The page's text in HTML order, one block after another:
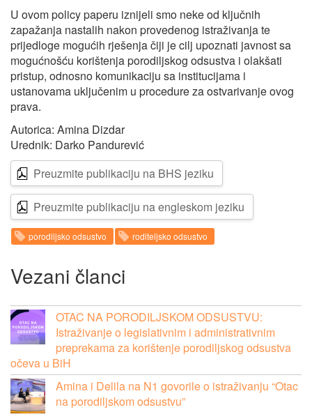
U ovom policy paperu iznijeli smo neke od ključnih
zapažanja nastalih nakon provedenog istraživanja te
prijedloge mogućih rješenja čiji je cilj upoznati javnost sa
mogućnošću korištenja porodiljskog odsustva i olakšati
pristup, odnosno komunikaciju sa institucijama i
ustanovama uključenim u procedure za ostvarivanje ovog
prava.
Autorica: Amina Dizdar
Urednik: Darko Pandurević
Preuzmite publikaciju na BHS jeziku
Preuzmite publikaciju na engleskom jeziku
porodiljsko odsustvo roditeljsko odsustvo
Vezani članci
OTAC NA PORODILJSKOM ODSUSTVU:
Istraživanje o legislativnim i administrativnim
preprekama za korištenje porodiljskog odsustva
očeva u BiH
Amina i Delila na N1 govorile o istraživanju “Otac
na porodiljskom odsustvu”